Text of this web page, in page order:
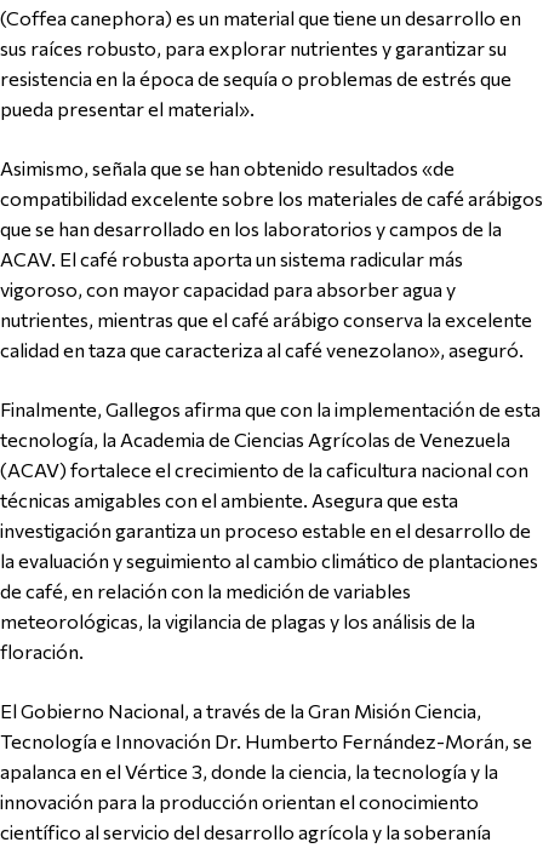
(Coffea canephora) es un material que tiene un desarrollo en
sus raíces robusto, para explorar nutrientes y garantizar su
resistencia en la época de sequía o problemas de estrés que
pueda presentar el material».
Asimismo, señala que se han obtenido resultados «de
compatibilidad excelente sobre los materiales de café arábigos
que se han desarrollado en los laboratorios y campos de la
ACAV. El café robusta aporta un sistema radicular más
vigoroso, con mayor capacidad para absorber agua y
nutrientes, mientras que el café arábigo conserva la excelente
calidad en taza que caracteriza al café venezolano», aseguró.
Finalmente, Gallegos afirma que con la implementación de esta
tecnología, la Academia de Ciencias Agrícolas de Venezuela
(ACAV) fortalece el crecimiento de la caficultura nacional con
técnicas amigables con el ambiente. Asegura que esta
investigación garantiza un proceso estable en el desarrollo de
la evaluación y seguimiento al cambio climático de plantaciones
de café, en relación con la medición de variables
meteorológicas, la vigilancia de plagas y los análisis de la
floración.
El Gobierno Nacional, a través de la Gran Misión Ciencia,
Tecnología e Innovación Dr. Humberto Fernández-Morán, se
apalanca en el Vértice 3, donde la ciencia, la tecnología y la
innovación para la producción orientan el conocimiento
científico al servicio del desarrollo agrícola y la soberanía